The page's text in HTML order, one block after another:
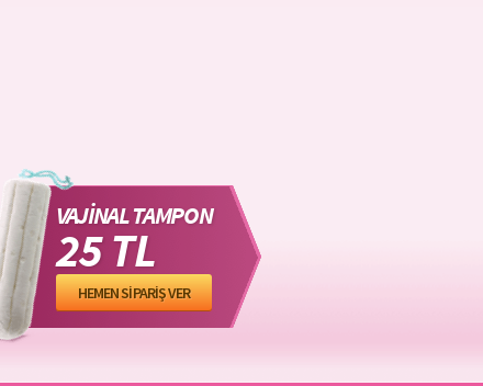
VAJİNAL TAMPON
25 TL
HEMEN SİPARİŞ VER